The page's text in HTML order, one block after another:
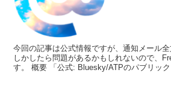
今回の記事は公式情報ですが、通知メール
しかしたら問題があるかもしれないので、
す。 概要 「公式: Bluesky/ATPのパブリック